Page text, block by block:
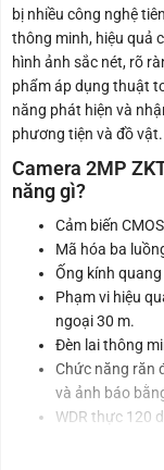
bị nhiều công nghệ
thông minh, hiệu quả
hình ảnh sắc nét, rõ
phẩm áp dụng thuật
năng phát hiện và
phương tiện và đồ vật.
Camera 2MP
năng gì?
Cảm biến
Mã hóa ba
Ống kính
Phạm vi hiệu
ngoại 30 m.
Đèn lai thông
Chức năng răn
và ảnh báo
WDR thực 120
Khe cắm thẻ